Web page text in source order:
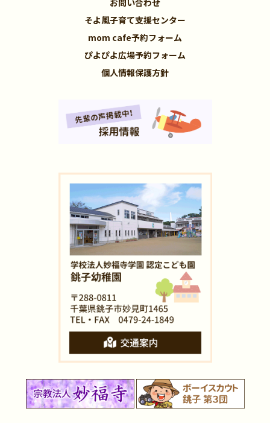
そよ風子育て支援センター
mom cafe予約フォーム
ぴよぴよ広場予約フォーム
個人情報保護方針